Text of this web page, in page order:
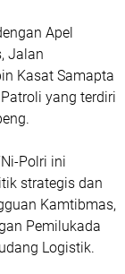
Apel
Jalan
Kasat Samapta
yang terdiri
Polri ini
strategis dan
Kamtibmas,
Pemilukada
Logistik.